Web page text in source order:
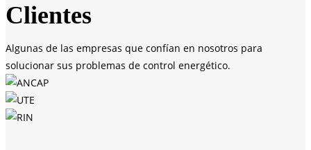
Clientes
Algunas de las empresas que confían en nosotros para
solucionar sus problemas de control energético.